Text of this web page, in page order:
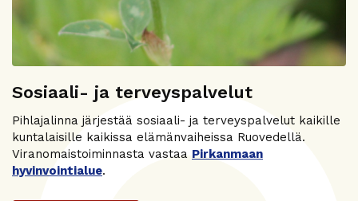
Sosiaali- ja terveyspalvelut
Pihlajalinna järjestää sosiaali- ja terveyspalvelut kaikille
kuntalaisille kaikissa elämänvaiheissa Ruovedellä.
Viranomaistoiminnasta vastaa Pirkanmaan
hyvinvointialue.